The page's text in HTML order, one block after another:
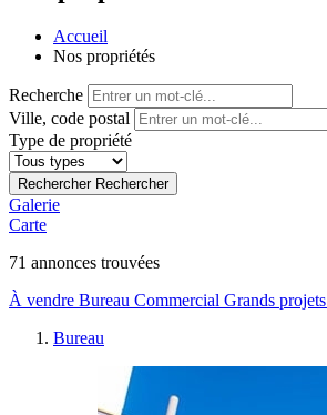
Accueil
Nos propriétés
Recherche
Ville, code postal
Type de propriété
Rechercher Rechercher
Galerie
Carte
71 annonces trouvées
À vendre Bureau Commercial Grands projets
Bureau